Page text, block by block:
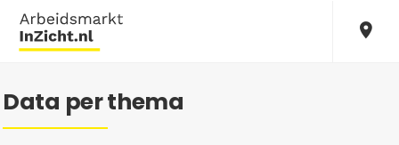
Data per thema